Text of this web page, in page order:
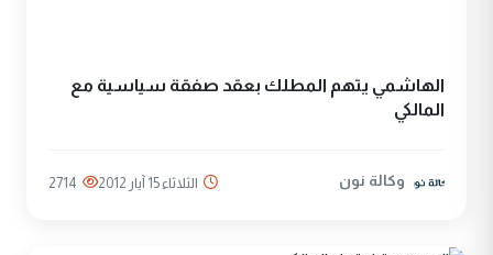
الهاشمي يتهم المطلك بعقد صفقة سياسية مع
المالكي
وكالة نون الثلاثاء 15 آيار 2012 2714